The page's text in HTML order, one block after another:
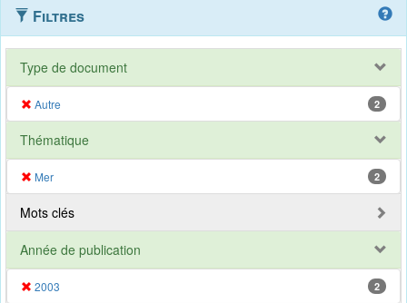
Filtres
Type de document
Autre 2
Thématique
Mer 2
Mots clés
Année de publication
2003 2